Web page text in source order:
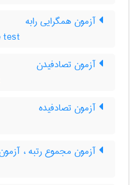
آزمون همگرایی رابه
test
آزمون تصادفیدن
آزمون تصادفیده
آزمون مجموع رتبه ،